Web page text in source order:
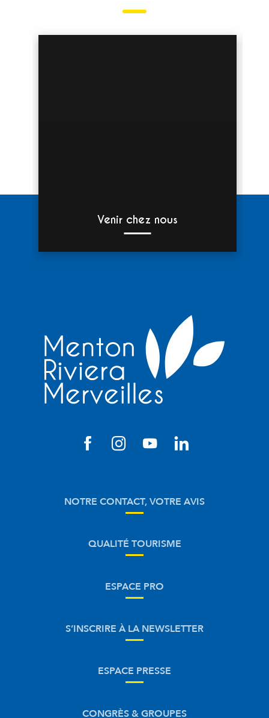
Venir chez nous
NOTRE CONTACT, VOTRE AVIS
QUALITÉ TOURISME
ESPACE PRO
S’INSCRIRE À LA NEWSLETTER
ESPACE PRESSE
CONGRÈS & GROUPES